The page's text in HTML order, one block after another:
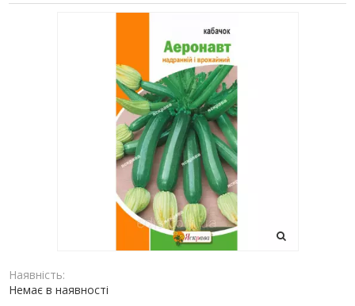
Наявність:
Немає в наявності